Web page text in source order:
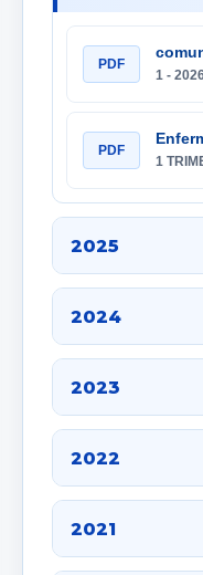
PDF
1 -
PDF
1
2025
2024
2023
2022
2021